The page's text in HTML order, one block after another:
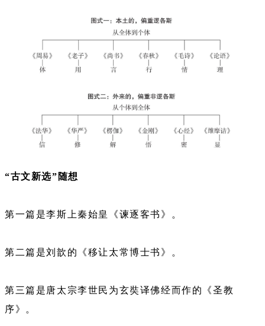
“古文新选”随想
第一篇是李斯上秦始皇《谏逐客书》。
第二篇是刘歆的《移让太常博士书》。
第三篇是唐太宗李世民为玄奘译佛经而作的《圣教
序》。